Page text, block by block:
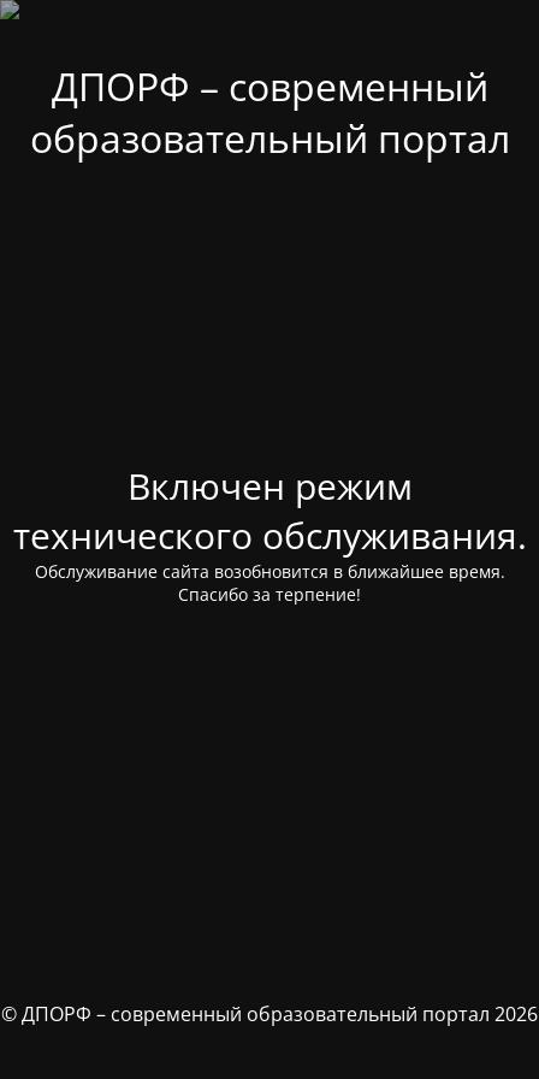
ДПОРФ – современный
образовательный портал
Включен режим
технического обслуживания.
Обслуживание сайта возобновится в ближайшее время.
Спасибо за терпение!
© ДПОРФ – современный образовательный портал 2026